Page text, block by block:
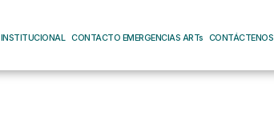
INSTITUCIONAL CONTACTO EMERGENCIAS ARTs CONTÁCTENOS